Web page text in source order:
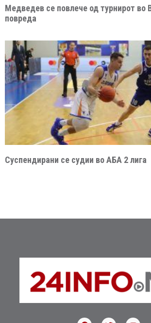
Медведев се повлече од турнирот во
повреда
Суспендирани се судии во АБА 2 лига